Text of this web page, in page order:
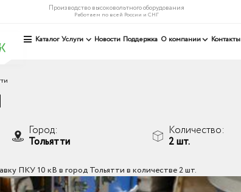
Производство высоковольтного оборудования
Работаем по всей России и СНГ
Каталог Услуги Новости Поддержка О компании Контакты
Город:
Тольятти
Количество:
2 шт.
ПКУ 10 кВ в город Тольятти в количестве 2 шт.